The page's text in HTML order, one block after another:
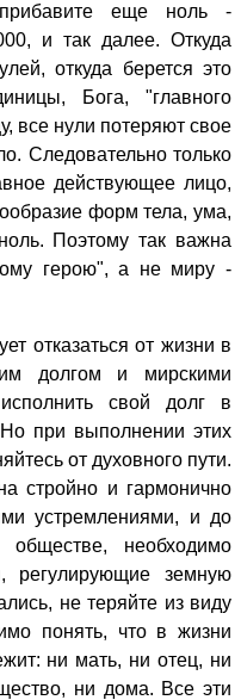
еще ноль -
и так далее. Откуда
откуда берется это
Бога, "главного
все нули потеряют свое
Следовательно только
действующее лицо,
форм тела, ума,
Поэтому так важна
герою", а не миру -
отказаться от жизни в
долгом и мирскими
свой долг в
при выполнении этих
от духовного пути.
стройно и гармонично
устремлениями, и до
необходимо
регулирующие земную
не теряйте из виду
понять, что в жизни
ни мать, ни отец, ни
ни дома. Все эти